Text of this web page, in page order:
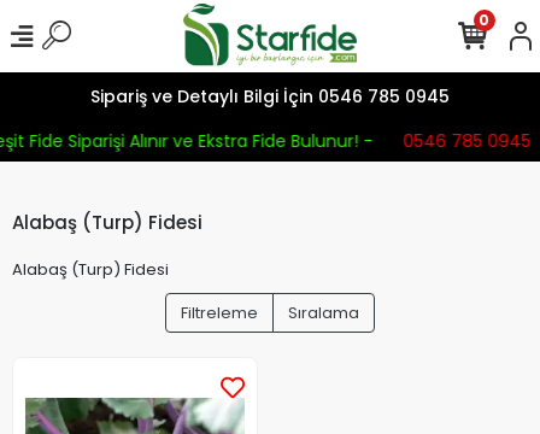
Sipariş ve Detaylı Bilgi İçin 0546 785 0945
Fide Siparişi Alınır ve Ekstra Fide Bulunur! -
0546 785 0945
0
Alabaş (Turp) Fidesi
Alabaş (Turp) Fidesi
Filtreleme
Sıralama